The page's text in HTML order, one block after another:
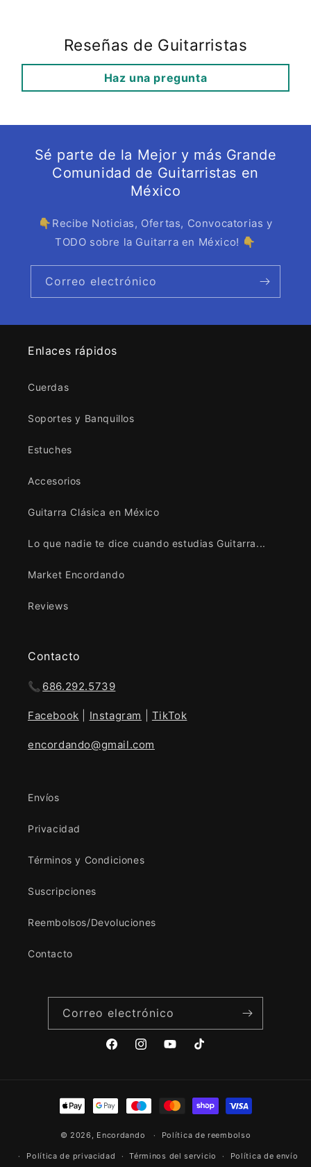
Reseñas de Guitarristas
Haz una pregunta
Sé parte de la Mejor y más Grande
Comunidad de Guitarristas en
México
👇Recibe Noticias, Ofertas, Convocatorias y
TODO sobre la Guitarra en México! 👇
Correo electrónico
Enlaces rápidos
Cuerdas
Soportes y Banquillos
Estuches
Accesorios
Guitarra Clásica en México
Lo que nadie te dice cuando estudias Guitarra...
Market Encordando
Reviews
Contacto
📞 686.292.5739
Facebook Instagram TikTok
encordando@gmail.com
Envíos
Privacidad
Términos y Condiciones
Suscripciones
Reembolsos/Devoluciones
Contacto
Correo electrónico
FacebookInstagramYouTubeTikTok
Formas
de
pago
© 2026, Encordando Política de reembolso
Política de privacidad Términos del servicio Política de envío